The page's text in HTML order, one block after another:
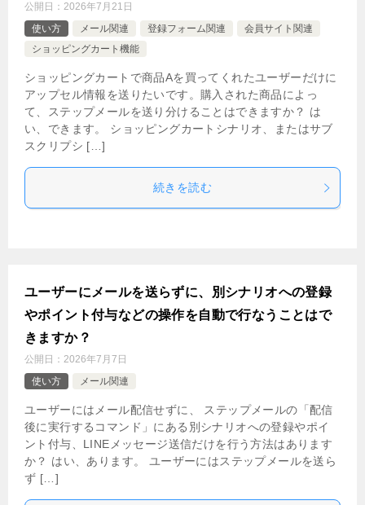
公開日： 2026年7月21日
使い方
メール関連 登録フォーム関連
会員サイト関連
ショッピングカート機能
ショッピングカートで商品Aを買ってくれたユーザーだけに
アップセル情報を送りたいです。購入された商品によっ
て、ステップメールを送り分けることはできますか？ は
い、できます。 ショッピングカートシナリオ、またはサブ
スクリプシ […]
続きを読む
ユーザーにメールを送らずに、別シナリオへの登録
やポイント付与などの操作を自動で行なうことはで
きますか？
公開日： 2026年7月7日
使い方
メール関連
ユーザーにはメール配信せずに、 ステップメールの「配信
後に実行するコマンド」にある別シナリオへの登録やポイ
ント付与、LINEメッセージ送信だけを行う方法はあります
か？ はい、あります。 ユーザーにはステップメールを送ら
ず […]